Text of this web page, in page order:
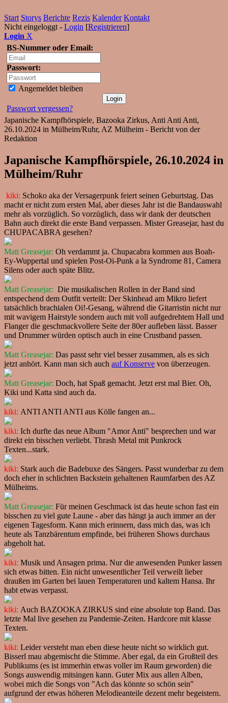
Start Storys Berichte Rezis Kalender Kontakt
Nicht eingeloggt - Login [Registrieren]
Login X
BS-Nummer oder Email:
Passwort:
Angemeldet bleiben
Passwort vergessen?
Japanische Kampfhörspiele, Bazooka Zirkus, Anti Anti Anti,
26.10.2024 in Mülheim/Ruhr, AZ Mülheim - Bericht von der
Redaktion
Japanische Kampfhörspiele, 26.10.2024 in
Mülheim/Ruhr
kiki: Schoko aka der Versagerpunk feiert seinen Geburtstag. Das
macht er nicht zum ersten Mal, aber dieses Jahr ist die Bandauswahl
mehr als vorzüglich. So vorzüglich, dass wir dank der deutschen
Bahn auch direkt die erste Band verpassen. Mister Greasejar, hast du
CHUPACABRA gesehen?
Matt Greasejar: Oh verdammt ja. Chupacabra kommen aus Boah-
Ey-Wuppertal und spielen Post-Oi-Punk a la Syndrome 81, Camera
Silens oder auch späte Blitz.
Matt Greasejar: Die musikalischen Rollen in der Band sind
entspechend dem Outfit verteilt: Der Skinhead am Mikro liefert
tatsächlich brachialen Oi!-Gesang, während die Gitarristin nicht nur
mit wavigem Hairstyle sondern auch mit voll aufgedrehtem Hall und
Flanger die geschmackvollere Seite der 80er aufleben lässt. Basser
und Drummer würden optisch auch in eine Crustband passen.
Matt Greasejar: Das passt sehr viel besser zusammen, als es sich
jetzt anhört. Kann man sich auch auf Konserve von überzeugen.
Matt Greasejar: Doch, hat Spaß gemacht. Jetzt erst mal Bier. Oh,
Kiki und Katta sind auch da.
kiki: ANTI ANTI ANTI aus Kölle fangen an...
kiki: Ich durfte das neue Album "Amor Anti" besprechen und war
direkt ein bisschen verliebt. Thrash Metal mit Punkrock
Texten...stark.
kiki: Stark auch die Badebuxe des Sängers. Passt wunderbar zu dem
doch eher in schlichten Backstein gehaltenen Raumfarben des AZ
Mülheims.
Matt Greasejar: Für meinen Geschmack ist das heute schon fast ein
bisschen zu viel gute Laune - aber das hängt ja auch immer an der
eigenen Tagesform. Kann mich erinnern, dass mich das, was ich
heute als Tanzbärentum empfinde, bei früheren Shows durchaus
abgeholt hat.
kiki: Musik und Ansagen prima. Nur die anwesenden Punker lassen
sich etwas bitten. Ein nicht unwesentlicher Teil verweilt lieber
draußen im Garten bei lauen Temperaturen und kaltem Hansa. Ihr
habt etwas verpasst.
kiki: Auch BAZOOKA ZIRKUS sind eine absolute top Band. Das
letzte Mal live gesehen zu Pandemie-Zeiten. Hardcore mit klasse
Texten.
kiki: Leider versteht man eben diese heute nicht so wirklich gut.
Bisserl mau abgemischt die Stimme. Aber egal, da ein Großteil des
Publikums (es ist immerhin etwas voller im Raum geworden) die
Songs auswendig mitsingen kann. Guter Mix aus allen Alben,
wobei mich die Songs von "Ach das könnte so schön sein"
aufgrund der etwas höheren Melodieanteile dezent mehr begeistern.